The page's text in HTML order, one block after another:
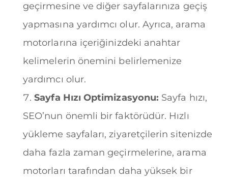
geçirmesine ve diğer sayfalarınıza geçiş
yapmasına yardımcı olur. Ayrıca, arama
motorlarına içeriğinizdeki anahtar
kelimelerin önemini belirlemenize
yardımcı olur.
Sayfa Hızı Optimizasyonu: Sayfa hızı,
SEO’nun önemli bir faktörüdür. Hızlı
yükleme sayfaları, ziyaretçilerin sitenizde
daha fazla zaman geçirmelerine, arama
motorları tarafından daha yüksek bir